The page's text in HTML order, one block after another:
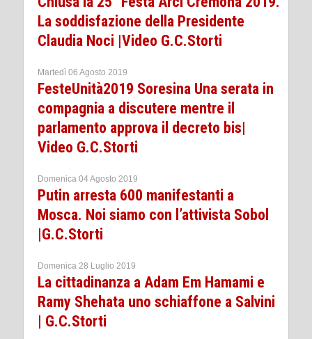
La soddisfazione della Presidente
Claudia Noci |Video G.C.Storti
Martedì 06 Agosto 2019
FesteUnità2019 Soresina Una serata in
compagnia a discutere mentre il
parlamento approva il decreto bis|
Video G.C.Storti
Domenica 04 Agosto 2019
Putin arresta 600 manifestanti a
Mosca. Noi siamo con l’attivista Sobol
|G.C.Storti
Domenica 28 Luglio 2019
La cittadinanza a Adam Em Hamami e
Ramy Shehata uno schiaffone a Salvini
| G.C.Storti